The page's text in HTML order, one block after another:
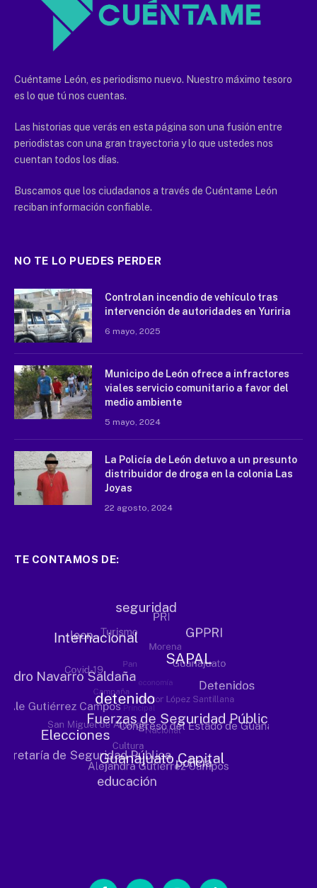
Cuéntame León, es periodismo nuevo. Nuestro máximo tesoro
es lo que tú nos cuentas.
Las historias que verás en esta página son una fusión entre
periodistas con una gran trayectoria y lo que ustedes nos
cuentan todos los días.
Buscamos que los ciudadanos a través de Cuéntame León
reciban información confiable.
NO TE LO PUEDES PERDER
Controlan incendio de vehículo tras
intervención de autoridades en Yuriria
6 mayo, 2025
Municipo de León ofrece a infractores
viales servicio comunitario a favor del
medio ambiente
5 mayo, 2024
La Policía de León detuvo a un presunto
distribuidor de droga en la colonia Las
Joyas
22 agosto, 2024
TE CONTAMOS DE: